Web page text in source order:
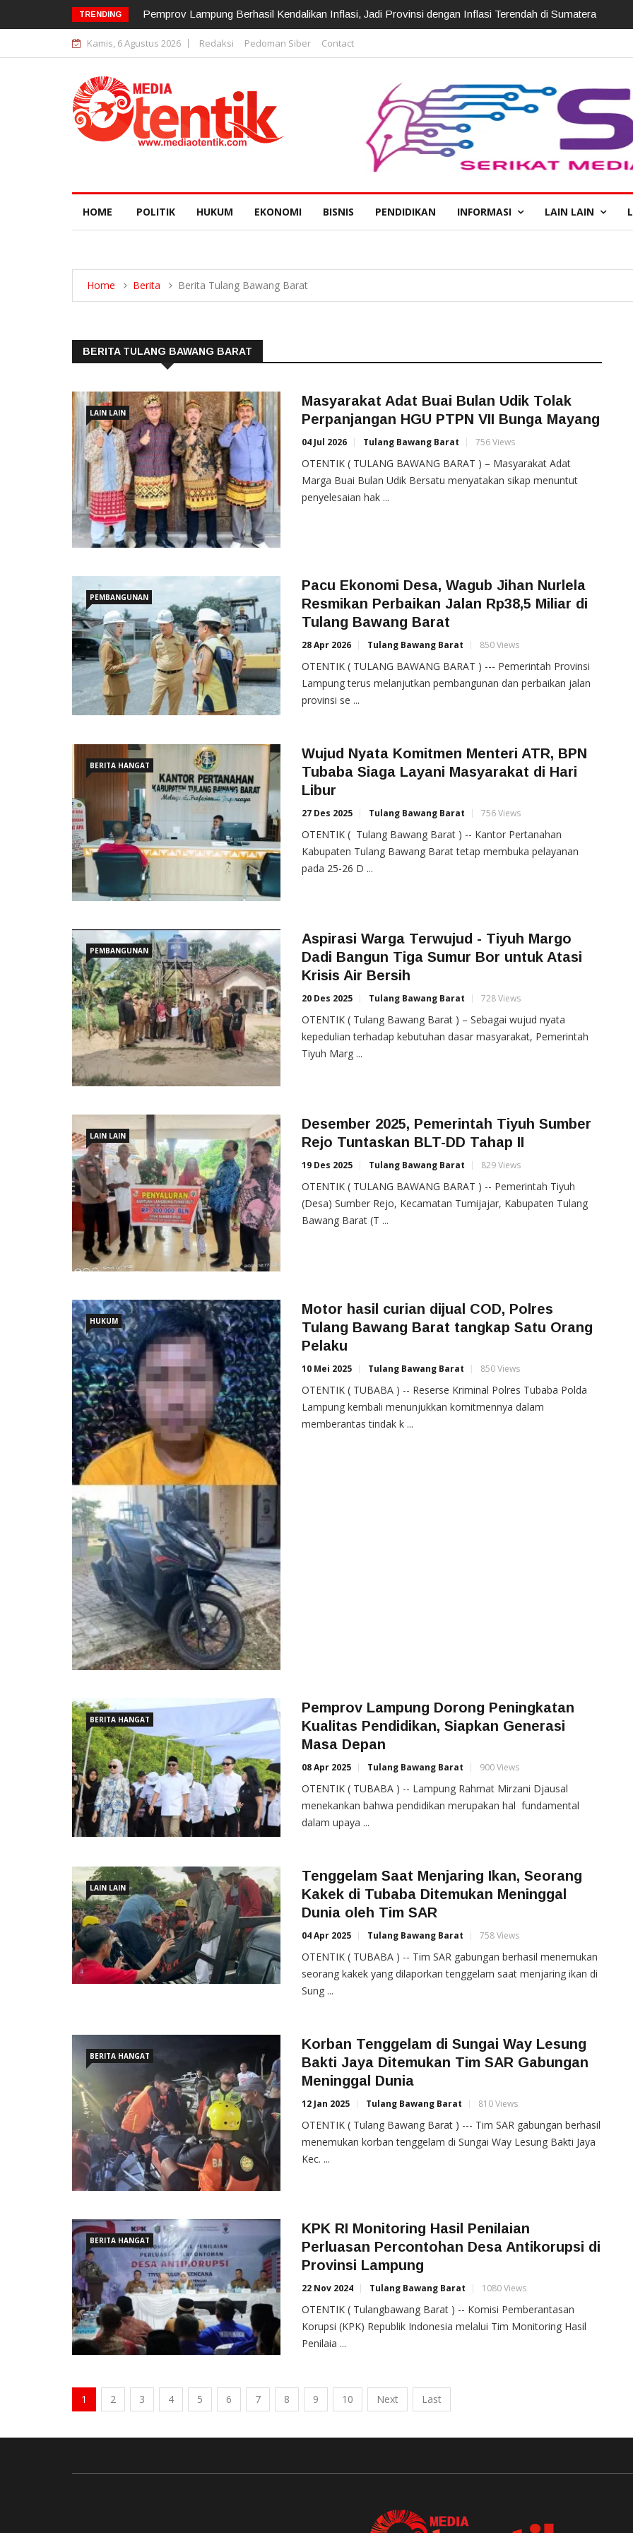
TRENDING 12 Pejabat Strategis Polda Lampung Dirotasi, Kapolda: Perkuat Pelayanan Polri Presisi
Kamis, 6 Agustus 2026 Redaksi Pedoman Siber Contact
HOME POLITIK HUKUM EKONOMI BISNIS PENDIDIKAN INFORMASI LAIN LAIN
Home Berita Berita Tulang Bawang Barat
BERITA TULANG BAWANG BARAT
LAIN LAIN
Masyarakat Adat Buai Bulan Udik Tolak
Perpanjangan HGU PTPN VII Bunga Mayang
04 Jul 2026 Tulang Bawang Barat 756 Views
OTENTIK ( TULANG BAWANG BARAT ) – Masyarakat Adat
Marga Buai Bulan Udik Bersatu menyatakan sikap menuntut
penyelesaian hak ...
PEMBANGUNAN
Pacu Ekonomi Desa, Wagub Jihan Nurlela
Resmikan Perbaikan Jalan Rp38,5 Miliar di
Tulang Bawang Barat
28 Apr 2026 Tulang Bawang Barat 850 Views
OTENTIK ( TULANG BAWANG BARAT ) --- Pemerintah Provinsi
Lampung terus melanjutkan pembangunan dan perbaikan jalan
provinsi se ...
BERITA HANGAT
Wujud Nyata Komitmen Menteri ATR, BPN
Tubaba Siaga Layani Masyarakat di Hari
Libur
27 Des 2025 Tulang Bawang Barat 756 Views
OTENTIK ( Tulang Bawang Barat ) -- Kantor Pertanahan
Kabupaten Tulang Bawang Barat tetap membuka pelayanan
pada 25-26 D ...
PEMBANGUNAN
Aspirasi Warga Terwujud - Tiyuh Margo
Dadi Bangun Tiga Sumur Bor untuk Atasi
Krisis Air Bersih
20 Des 2025 Tulang Bawang Barat 728 Views
OTENTIK ( Tulang Bawang Barat ) – Sebagai wujud nyata
kepedulian terhadap kebutuhan dasar masyarakat, Pemerintah
Tiyuh Marg ...
LAIN LAIN
Desember 2025, Pemerintah Tiyuh Sumber
Rejo Tuntaskan BLT-DD Tahap II
19 Des 2025 Tulang Bawang Barat 829 Views
OTENTIK ( TULANG BAWANG BARAT ) -- Pemerintah Tiyuh
(Desa) Sumber Rejo, Kecamatan Tumijajar, Kabupaten Tulang
Bawang Barat (T ...
HUKUM
Motor hasil curian dijual COD, Polres
Tulang Bawang Barat tangkap Satu Orang
Pelaku
10 Mei 2025 Tulang Bawang Barat 850 Views
OTENTIK ( TUBABA ) -- Reserse Kriminal Polres Tubaba Polda
Lampung kembali menunjukkan komitmennya dalam
memberantas tindak k ...
BERITA HANGAT
Pemprov Lampung Dorong Peningkatan
Kualitas Pendidikan, Siapkan Generasi
Masa Depan
08 Apr 2025 Tulang Bawang Barat 900 Views
OTENTIK ( TUBABA ) -- Lampung Rahmat Mirzani Djausal
menekankan bahwa pendidikan merupakan hal fundamental
dalam upaya ...
LAIN LAIN
Tenggelam Saat Menjaring Ikan, Seorang
Kakek di Tubaba Ditemukan Meninggal
Dunia oleh Tim SAR
04 Apr 2025 Tulang Bawang Barat 758 Views
OTENTIK ( TUBABA ) -- Tim SAR gabungan berhasil menemukan
seorang kakek yang dilaporkan tenggelam saat menjaring ikan di
Sung ...
BERITA HANGAT
Korban Tenggelam di Sungai Way Lesung
Bakti Jaya Ditemukan Tim SAR Gabungan
Meninggal Dunia
12 Jan 2025 Tulang Bawang Barat 810 Views
OTENTIK ( Tulang Bawang Barat ) --- Tim SAR gabungan berhasil
menemukan korban tenggelam di Sungai Way Lesung Bakti Jaya
Kec. ...
BERITA HANGAT
KPK RI Monitoring Hasil Penilaian
Perluasan Percontohan Desa Antikorupsi di
Provinsi Lampung
22 Nov 2024 Tulang Bawang Barat 1080 Views
OTENTIK ( Tulangbawang Barat ) -- Komisi Pemberantasan
Korupsi (KPK) Republik Indonesia melalui Tim Monitoring Hasil
Penilaia ...
1 2 3 4 5 6 7 8 9 10 Next Last